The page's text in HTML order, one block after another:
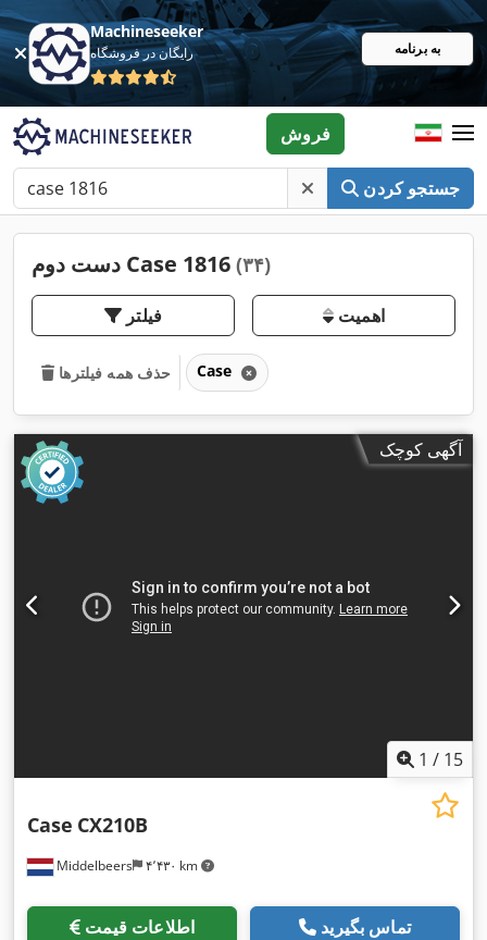
Machineseeker
رایگان در فروشگاه به برنامه
جستجو کردن
فروش
دست دوم Case 1816 (۳۴)
فیلتر اهمیت
حذف همه فیلترها Case
آگهی کوچک
1 / 15
Middelbeers ۴٬۴۳۰ km
Case CX210B
اطلاعات قیمت تماس بگیرید